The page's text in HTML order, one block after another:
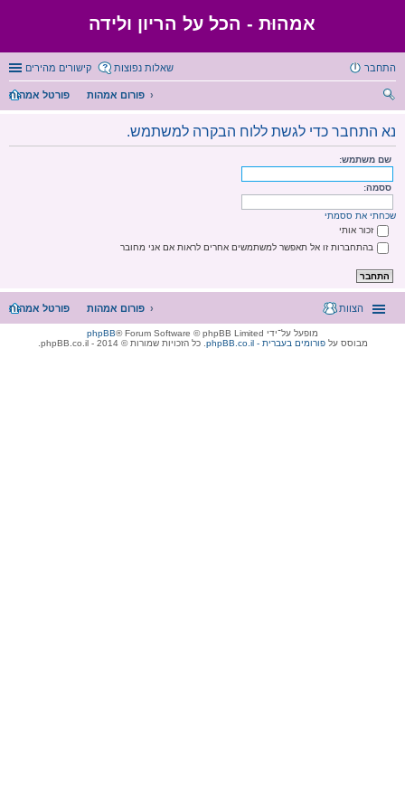
אמהוּת - הכל על הריון ולידה
קישורים מהירים שאלות נפוצות התחבר
פורטל אמהות
פורום אמהות
ש
נא התחבר כדי לגשת ללוח הבקרה למשתמש.
שם משתמש:
ססמה:
שכחתי את ססמתי
זכור אותי
בהתחברות זו אל תאפשר למשתמשים אחרים לראות אם אני מחובר
פורטל אמהות פורום אמהות הצוות
מופעל על־ידי phpBB® Forum Software © phpBB Limited
מבוסס עלphpBB.co.il - פורומים בעברית . כל הזכויות שמורות © 2014 - phpBB.co.il.